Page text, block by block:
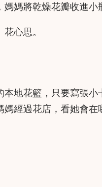
媽將乾燥花瓣收進小
心思。
地花籃，只要寫張
經過花店，看她會